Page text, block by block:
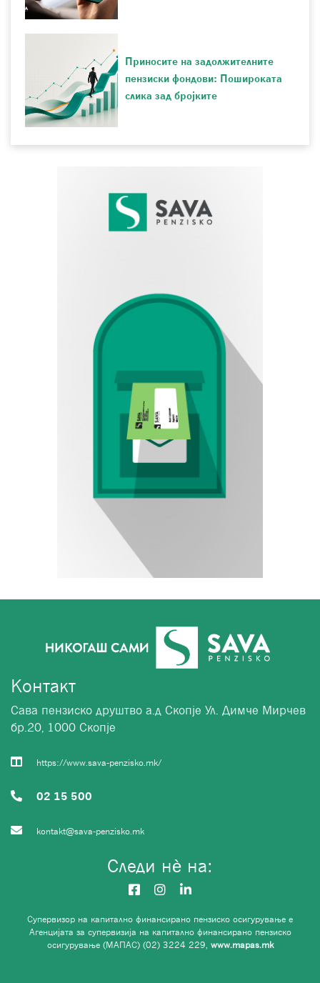
Приносите на задолжителните
пензиски фондови: Пошироката
слика зад бројките
Следи нѐ на:
Контакт
Сава пензиско друштво а.д Скопје Ул. Димче Мирчев
бр.20, 1000 Скопје
https://www.sava-penzisko.mk/
02 15 500
kontakt@sava-penzisko.mk
Супервизор на капитално финансирано пензиско осигурување е
Агенцијата за супервизија на капитално финансирано пензиско
осигурување (МАПАС) (02) 3224 229, www.mapas.mk